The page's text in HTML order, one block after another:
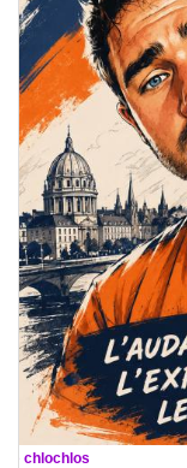
chlochlos